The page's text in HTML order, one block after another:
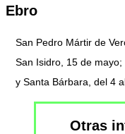
Ebro
San Pedro Mártir de
San Isidro, 15 de mayo;
y Santa Bárbara, del 4
Otras